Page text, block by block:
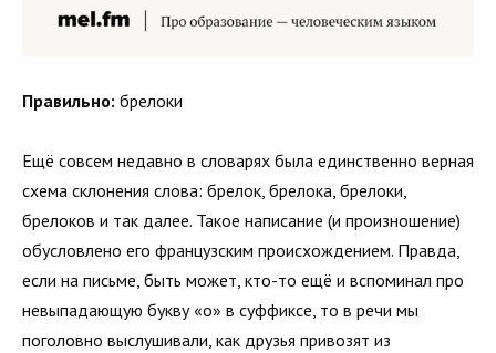
Правильно: брелоки
Ещё совсем недавно в словарях была единственно верная
схема склонения слова: брелок, брелока, брелоки,
брелоков и так далее. Такое написание (и произношение)
обусловлено его французским происхождением. Правда,
если на письме, быть может, кто-то ещё и вспоминал про
невыпадающую букву «о» в суффиксе, то в речи мы
поголовно выслушивали, как друзья привозят из